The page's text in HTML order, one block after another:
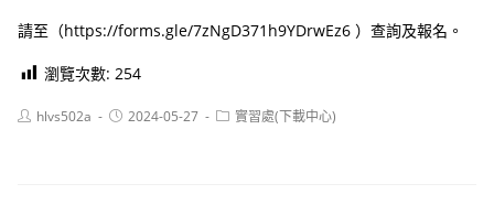
請至（https://forms.gle/7zNgD371h9YDrwEz6 ）查詢及報名。
瀏覽次數: 254
Posthlvs502a
Post2024-05-27
Post實習處(下載中心)